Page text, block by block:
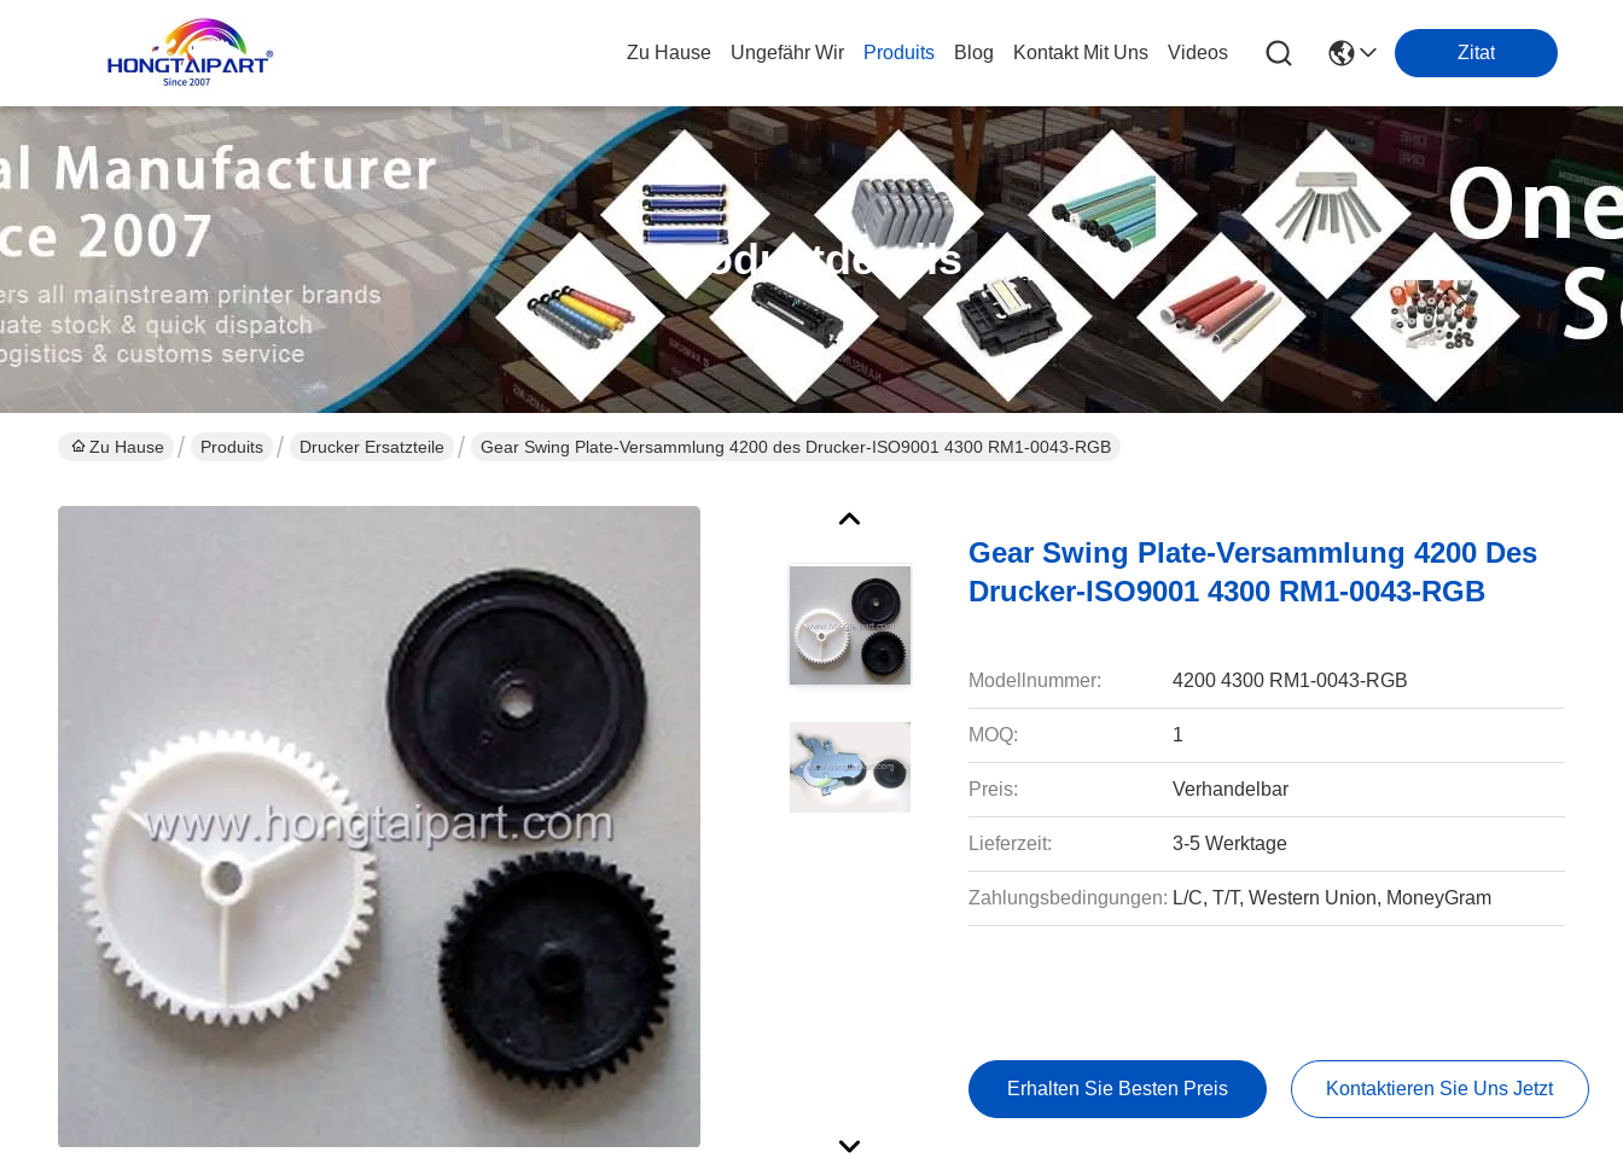
Zu Hause Ungefähr Wir Produits Blog Kontakt Mit Uns Videos Zitat
Produktdetails
Zu Hause Produits Drucker Ersatzteile Gear Swing Plate-Versammlung 4200 des Drucker-ISO9001 4300 RM1-0043-RGB
Gear Swing Plate-Versammlung 4200 Des
Drucker-ISO9001 4300 RM1-0043-RGB
Modellnummer: 4200 4300 RM1-0043-RGB
MOQ: 1
Preis: Verhandelbar
Lieferzeit: 3-5 Werktage
Zahlungsbedingungen: L/C, T/T, Western Union, MoneyGram
Erhalten Sie Besten Preis Kontaktieren Sie Uns Jetzt